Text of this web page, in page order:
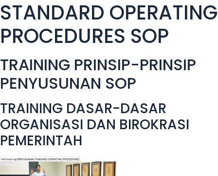
STANDARD OPERATING
PROCEDURES SOP
TRAINING PRINSIP-PRINSIP
PENYUSUNAN SOP
TRAINING DASAR-DASAR
ORGANISASI DAN BIROKRASI
PEMERINTAH